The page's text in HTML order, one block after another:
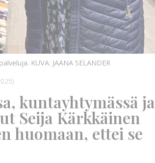
KUVA: JAANA SELANDER
kuntayhtymässä ja
Seija Kärkkäinen
huomaan, ettei se